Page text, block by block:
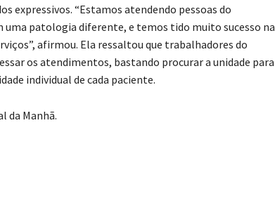
expressivos. “Estamos atendendo pessoas do
uma patologia diferente, e temos tido muito sucesso na
afirmou. Ela ressaltou que trabalhadores do
os atendimentos, bastando procurar a unidade para
individual de cada paciente.
da Manhã.